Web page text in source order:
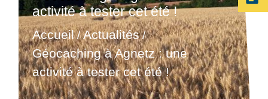
activité à tester cet été !
Accueil/Actualités/
Géocaching à Agnetz : une
activité à tester cet été !